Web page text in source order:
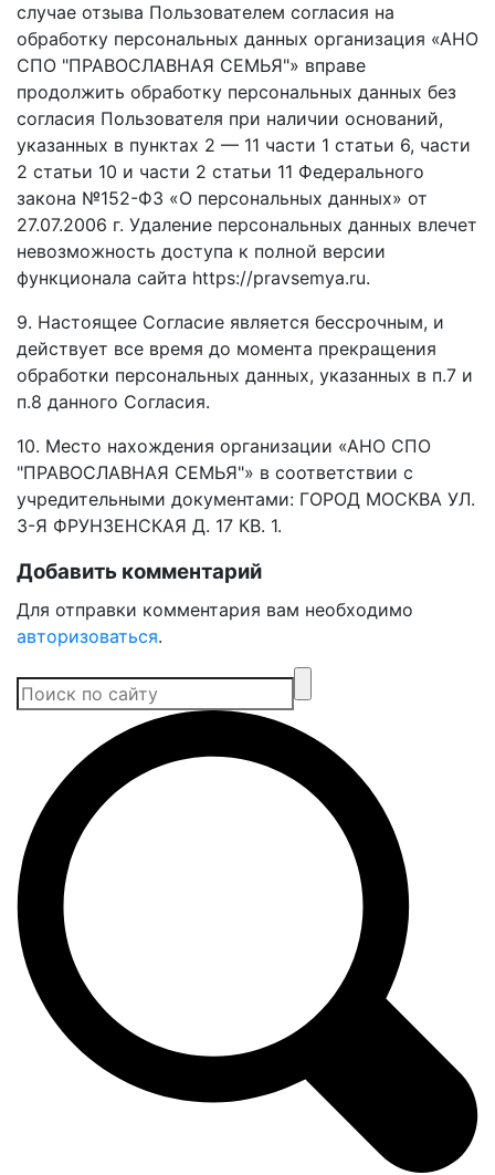
случае отзыва Пользователем согласия на
обработку персональных данных организация «АНО
СПО "ПРАВОСЛАВНАЯ СЕМЬЯ"» вправе
продолжить обработку персональных данных без
согласия Пользователя при наличии оснований,
указанных в пунктах 2 — 11 части 1 статьи 6, части
2 статьи 10 и части 2 статьи 11 Федерального
закона №152-ФЗ «О персональных данных» от
27.07.2006 г. Удаление персональных данных влечет
невозможность доступа к полной версии
функционала сайта https://pravsemya.ru.
9. Настоящее Согласие является бессрочным, и
действует все время до момента прекращения
обработки персональных данных, указанных в п.7 и
п.8 данного Согласия.
10. Место нахождения организации «АНО СПО
"ПРАВОСЛАВНАЯ СЕМЬЯ"» в соответствии с
учредительными документами: ГОРОД МОСКВА УЛ.
3-Я ФРУНЗЕНСКАЯ Д. 17 КВ. 1.
Добавить комментарий
Для отправки комментария вам необходимо
авторизоваться.